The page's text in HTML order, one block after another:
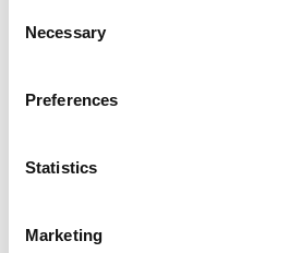
Selection
Necessary
Preferences
Statistics
Marketing
ACCESORIOS están disponibles en la
descarga de la familia de productos.